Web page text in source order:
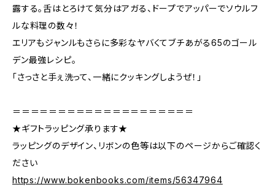
露する。舌はとろけて気分はアガる、ドープでアッパーでソウルフ
ルな料理の数々！
エリアもジャンルもさらに多彩なヤバくてブチあがる65のゴール
デン最強レシピ。
「さっさと手ぇ洗って、一緒にクッキングしようぜ！」
＝＝＝＝＝＝＝＝＝＝＝＝＝＝＝＝＝＝＝＝
★ギフトラッピング承ります★
ラッピングのデザイン、リボンの色等は以下のページからご確認く
ださい
https://www.bokenbooks.com/items/56347964